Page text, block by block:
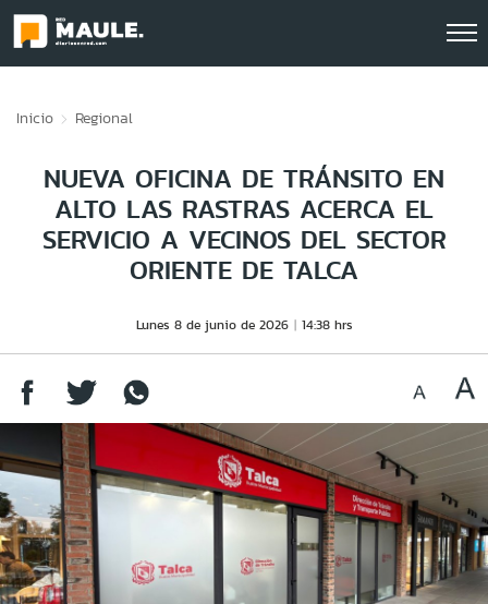
Inicio Regional
NUEVA OFICINA DE TRÁNSITO EN
ALTO LAS RASTRAS ACERCA EL
SERVICIO A VECINOS DEL SECTOR
ORIENTE DE TALCA
Lunes 8 de junio de 2026 14:38 hrs